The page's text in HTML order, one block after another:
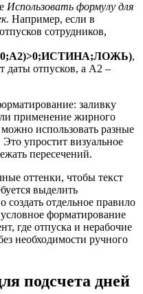
Использовать формулу для
. Например, если в
сотрудников,
,
даты отпусков, а A2 –
заливку
применение жирного
использовать разные
Это упростит визуальное
пересечений.
оттенки, чтобы текст
выделить
отдельное правило
форматирование
где отпуска и нерабочие
необходимости ручного
подсчета дней